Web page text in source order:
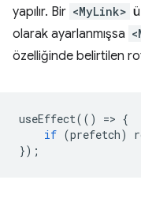
yapılır. Bir <MyLink>
olarak ayarlanmışsa
özelliğinde belirtilen
useEffect(() => {
if (prefetch)
});